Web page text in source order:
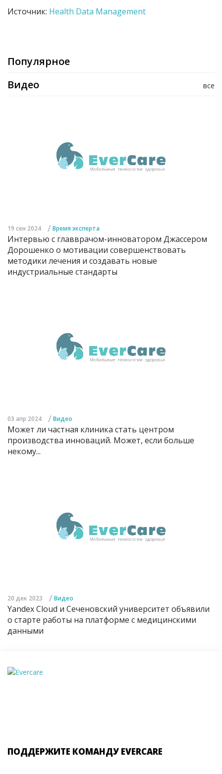
Источник: Health Data Management
Популярное
все
Видео
19 сен 2024 / Время эксперта
Интервью с главврачом-инноватором Джассером
Дорошенко о мотивации совершенствовать
методики лечения и создавать новые
индустриальные стандарты
03 апр 2024 / Видео
Может ли частная клиника стать центром
производства инноваций. Может, если больше
некому...
20 дек 2023 / Видео
Yandex Cloud и Сеченовский университет объявили
о старте работы на платформе с медицинскими
данными
ПОДДЕРЖИТЕ КОМАНДУ EVERCARE